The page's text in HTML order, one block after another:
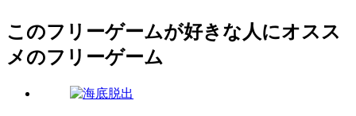
このフリーゲームが好きな人にオスス
メのフリーゲーム